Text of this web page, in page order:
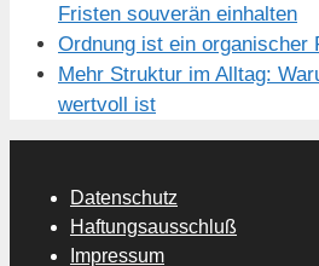
Fristen souverän einhalten
Ordnung ist ein organischer
Mehr Struktur im Alltag:
wertvoll ist
Datenschutz
Haftungsausschluß
Impressum